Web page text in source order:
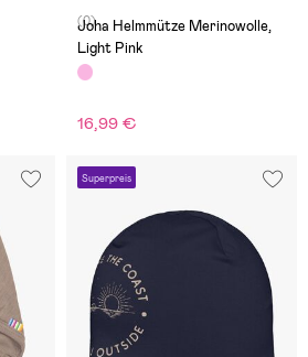
(0)
Joha Helmmütze Merinowolle,
Light Pink
16,99 €
Superpreis